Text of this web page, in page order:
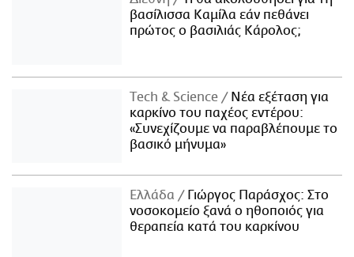
βασίλισσα Καμίλα εάν πεθάνει
πρώτος ο βασιλιάς Κάρολος;
Τech & Science
Νέα εξέταση για
καρκίνο του παχέος εντέρου:
«Συνεχίζουμε να παραβλέπουμε το
βασικό μήνυμα»
Ελλάδα
Γιώργος Παράσχος: Στο
νοσοκομείο ξανά ο ηθοποιός για
θεραπεία κατά του καρκίνου